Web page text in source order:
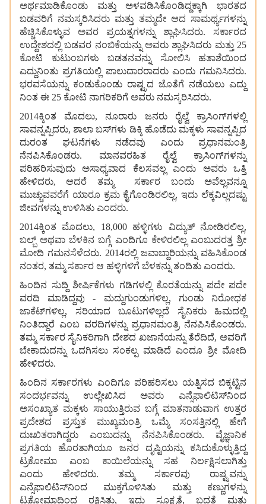
ಅರ್ಥಮಾಡಿಕೊಂಡು
ಮತ್ತು ಅಳವಡಿಸಿಕೊಂಡಿದ್ದಕ್ಕಾಗಿ
ಭಾರತದ
ಬಡವರಿಗೆ ನಮಸ್ಕರಿಸಿದರು ಮತ್ತು ತಮ್ಮದೇ ಆದ ಸಾಮರ್ಥ್ಯಗಳನ್ನು
ಹೆಚ್ಚಿಸಿಕೊಳ್ಳುವ
ಅವರ ಪ್ರಯತ್ನಗಳನ್ನು
ಶ್ಲಾಘಿಸಿದರು. ಸರ್ಕಾರದ
ಉದ್ದೇಶದಲ್ಲಿ ಬಡವರ ನಂಬಿಕೆಯನ್ನು ಅವರು ಶ್ಲಾಘಿಸಿದರು ಮತ್ತು 25
ಕೋಟಿ
ಕುಟುಂಬಗಳು ಬಡತನವನ್ನು ಸೋಲಿಸಿ
ಹತಾಶೆಯಿಂದ
ಎದ್ದುನಿಂತು ಪ್ರಗತಿಯಲ್ಲಿ ಪಾಲುದಾರರಾದರು ಎಂದು ಗಮನಿಸಿದರು.
ಭರವಸೆಯನ್ನು ಕಂಡುಕೊಂಡು ರಾಷ್ಟ್ರದ ಜೊತೆಗೆ ನಡೆಯಲು ಎದ್ದು
ನಿಂತ ಈ 25 ಕೋಟಿ ನಾಗರಿಕರಿಗೆ ಅವರು ನಮಸ್ಕರಿಸಿದರು.
2014ಕ್ಕಿಂತ
ಮೊದಲು, ನೂರಾರು ಜನರು ರೈಲ್ವೆ
ಕ್ರಾಸಿಂಗ್‌ಗಳಲ್ಲಿ
ಸಾವನ್ನಪ್ಪಿದರು, ಶಾಲಾ ಬಸ್‌ಗಳು ಡಿಕ್ಕಿ ಹೊಡೆದು ಮಕ್ಕಳು ಸಾವನ್ನಪ್ಪಿದ
ದುರಂತ
ಘಟನೆಗಳು ನಡೆದವು ಎಂದು
ಪ್ರಧಾನಮಂತ್ರಿ
ನೆನಪಿಸಿಕೊಂಡರು. ಮಾನವರಹಿತ
ರೈಲ್ವೆ
ಕ್ರಾಸಿಂಗ್‌ಗಳನ್ನು
ಪರಿಹರಿಸುವುದು
ಅಸಾಧ್ಯವಾದ ಕೆಲಸವಲ್ಲ ಎಂದು ಅವರು
ಒತ್ತಿ
ಹೇಳಿದರು, ಆದರೆ
ತಮ್ಮ ಸರ್ಕಾರ
ಬಂದು ಅವೆಲ್ಲವನ್ನೂ
ಮುಚ್ಚುವವರೆಗೆ ಯಾರೂ ಕ್ರಮ ಕೈಗೊಂಡಿರಲಿಲ್ಲ, ಇದು ಲೆಕ್ಕವಿಲ್ಲದಷ್ಟು
ಜೀವಗಳನ್ನು ಉಳಿಸಿತು ಎಂದರು.
2014ಕ್ಕಿಂತ
ಮೊದಲು, 18,000 ಹಳ್ಳಿಗಳು ವಿದ್ಯುತ್ ನೋಡಿರಲಿಲ್ಲ,
ಬಲ್ಬ್ ಅಥವಾ ಬೆಳಕಿನ ಬಗ್ಗೆ ಎಂದಿಗೂ ಕೇಳಿರಲಿಲ್ಲ ಎಂಬುದರತ್ತ ಶ್ರೀ
ಮೋದಿ ಗಮನಸೆಳೆದರು. 2014ರಲ್ಲಿ ಜವಾಬ್ದಾರಿಯನ್ನು ವಹಿಸಿಕೊಂಡ
ನಂತರ, ತಮ್ಮ ಸರ್ಕಾರ ಆ ಹಳ್ಳಿಗಳಿಗೆ ಬೆಳಕನ್ನು ತಂದಿತು ಎಂದರು.
ಹಿಂದಿನ ಸುದ್ದಿ ಶೀರ್ಷಿಕೆಗಳು ಗಡಿಗಳಲ್ಲಿ ಕೊರತೆಯನ್ನು ಪದೇ ಪದೇ
ವರದಿ
ಮಾಡಿದ್ದವು - ಮದ್ದುಗುಂಡುಗಳಿಲ್ಲ, ಗುಂಡು
ನಿರೋಧಕ
ಜಾಕೆಟ್‌ಗಳಿಲ್ಲ, ಸರಿಯಾದ
ಬೂಟುಗಳಿಲ್ಲದೆ ಸೈನಿಕರು
ಹಿಮದಲ್ಲಿ
ನಿಂತಿದ್ದಾರೆ ಎಂಬ ವರದಿಗಳನ್ನು ಪ್ರಧಾನಮಂತ್ರಿ ನೆನಪಿಸಿಕೊಂಡರು.
ತಮ್ಮ ಸರ್ಕಾರ ಸೈನಿಕರಿಗಾಗಿ ದೇಶದ ಖಜಾನೆಯನ್ನು ತೆರೆದಿದೆ, ಅವರಿಗೆ
ಬೇಕಾದುದನ್ನು ಒದಗಿಸಲು ಸಂಕಲ್ಪ ಮಾಡಿದೆ ಎಂದೂ ಶ್ರೀ ಮೋದಿ
ಹೇಳಿದರು.
ಹಿಂದಿನ ಸರ್ಕಾರಗಳು ಎಂದಿಗೂ ಪರಿಹರಿಸಲು ಯತ್ನಿಸದ ಬಿಕ್ಕಟ್ಟಿನ
ಸಂದರ್ಭವನ್ನು ಉಲ್ಲೇಖಿಸಿದ ಅವರು
ಎನ್ಸೆಫಾಲಿಟಿಸ್‌ನಿಂದ
ಅಸಂಖ್ಯಾತ ಮಕ್ಕಳು ಸಾಯುತ್ತಿರುವ ಬಗ್ಗೆ ಮಾತನಾಡುವಾಗ ಉತ್ತರ
ಪ್ರದೇಶದ
ಪ್ರಸ್ತುತ ಮುಖ್ಯಮಂತ್ರಿ ಒಮ್ಮೆ ಸಂಸತ್ತಿನಲ್ಲಿ
ಹೇಗೆ
ದುಃಖಿತರಾಗಿದ್ದರು
ಎಂಬುದನ್ನು
ನೆನಪಿಸಿಕೊಂಡರು. ವೈಜ್ಞಾನಿಕ
ಪ್ರಗತಿಯ
ಹೊರತಾಗಿಯೂ ಜನರ ದೃಷ್ಟಿಯನ್ನು
ಕಸಿದುಕೊಳ್ಳುತ್ತಿದ್ದ
ಟ್ರಕೋಮಾ
ಎಂಬ ಕಾಯಿಲೆಯನ್ನು ಸಹ
ನಿರ್ಲಕ್ಷಿಸಲಾಗಿತ್ತು
ಎಂದು
ಹೇಳಿದರು. ತಮ್ಮ ಸರ್ಕಾರವು
ರಾಷ್ಟ್ರವನ್ನು
ಎನ್ಸೆಫಾಲಿಟಿಸ್‌ನಿಂದ
ಮುಕ್ತಗೊಳಿಸಿತು ಮತ್ತು
ಕಣ್ಣುಗಳನ್ನು
ಟ್ರಕೋಮಾದಿಂದ
ರಕ್ಷಿಸಿತು, ಇದು ಸೂಕ್ಷ್ಮತೆ, ಬದ್ಧತೆ
ಮತ್ತು